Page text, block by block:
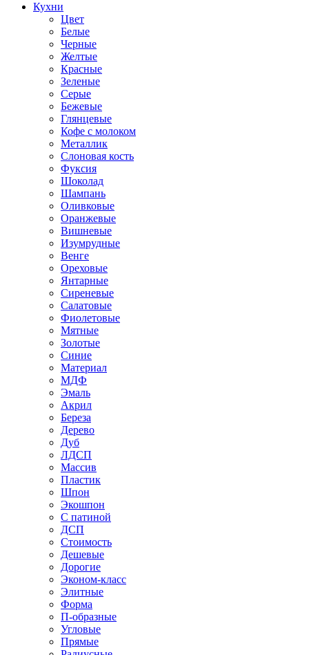
Кухни
Цвет
Белые
Черные
Желтые
Красные
Зеленые
Серые
Бежевые
Глянцевые
Кофе с молоком
Металлик
Слоновая кость
Фуксия
Шоколад
Шампань
Оливковые
Оранжевые
Вишневые
Изумрудные
Венге
Ореховые
Янтарные
Сиреневые
Салатовые
Фиолетовые
Мятные
Золотые
Синие
Материал
МДФ
Эмаль
Акрил
Береза
Дерево
Дуб
ЛДСП
Массив
Пластик
Шпон
Экошпон
С патиной
ДСП
Стоимость
Дешевые
Дорогие
Эконом-класс
Элитные
Форма
П-образные
Угловые
Прямые